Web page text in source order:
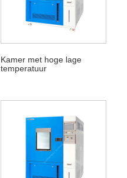
Kamer met hoge lage
temperatuur